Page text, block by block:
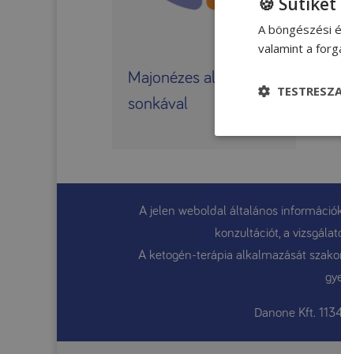
Majonézes alma
sonkával
A jelen weboldal általános
konzultációt, a
A ketogén-terápia alkalmazását
Danone Kft.
A böngészési
valamint a